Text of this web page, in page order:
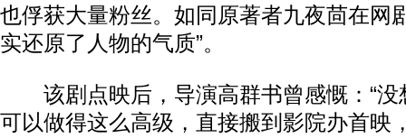
也俘获大量粉丝。如同原著者九夜茴在网
实还原了人物的气质”。
该剧点映后，导演高群书曾感慨：“没
可以做得这么高级，直接搬到影院办首映